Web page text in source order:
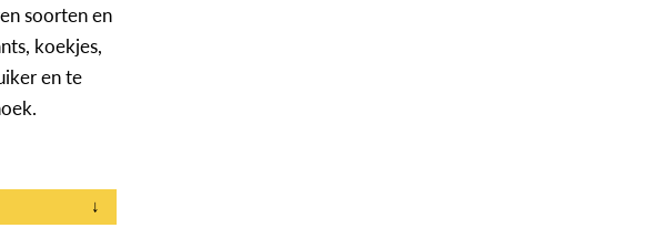
soorten en
koekjes,
en te
↓